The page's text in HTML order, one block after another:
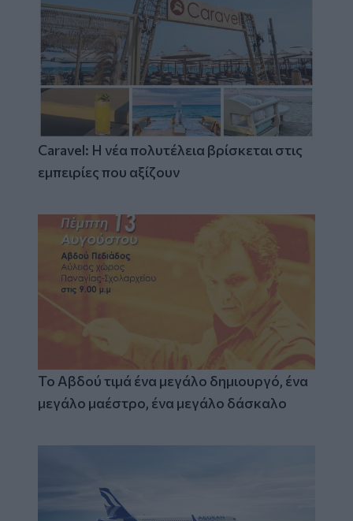
Caravel: Η νέα πολυτέλεια βρίσκεται στις
εμπειρίες που αξίζουν
Το Αβδού τιμά ένα μεγάλο δημιουργό, ένα
μεγάλο μαέστρο, ένα μεγάλο δάσκαλο